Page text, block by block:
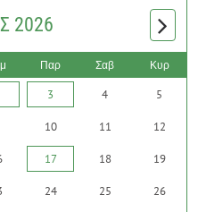
2026
Παρ Σαβ Κυρ
3 4 5
10 11 12
17 18 19
24 25 26